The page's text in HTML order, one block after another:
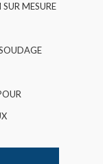
MESURE